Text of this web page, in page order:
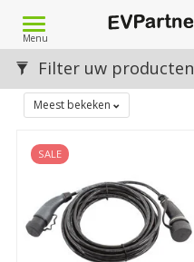
Toggle
navigation
Menu
Filter uw producten
Meest bekeken
SALE